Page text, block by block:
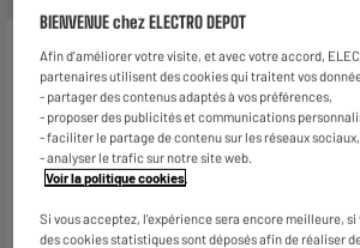
Caractéristiques
Marque EDENWOOD
Caractéristiques
complémentaires
Découvrir
Nom du fabricant, raison
sociale ou marque déposée
ELECTRO
BIENVENUE chez ELECTRO DEPOT
Afin d'améliorer votre visite, et avec votre accord,
partenaires utilisent des cookies qui traitent vos
- partager des contenus adaptés à vos préférences,
- proposer des publicités et communications
- faciliter le partage de contenu sur les réseaux sociaux,
- analyser le trafic sur notre site web.
Voir la politique cookies
Si vous acceptez, l'expérience sera encore meilleure, si
des cookies statistiques sont déposés afin de réaliser